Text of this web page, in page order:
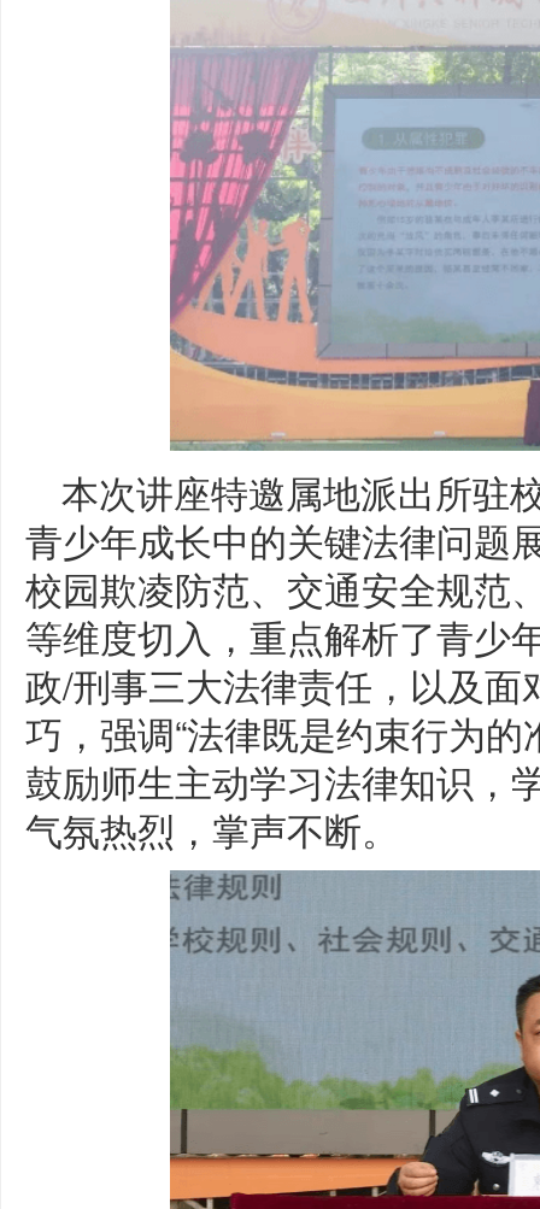
本次讲座特邀属地派出所驻
青少年成长中的关键法律问题
校园欺凌防范、交通安全规范
等维度切入，重点解析了青少
政/刑事三大法律责任，以及
巧，强调“法律既是约束行为
鼓励师生主动学习法律知识，
气氛热烈，掌声不断。